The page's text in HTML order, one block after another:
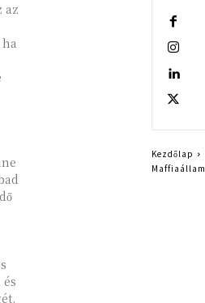
az
Kezdőlap
Maffiaállam